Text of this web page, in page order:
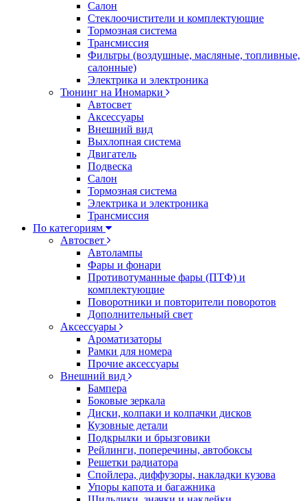
Салон
Стеклоочистители и комплектующие
Тормозная система
Трансмиссия
Фильтры (воздушные, масляные, топливные,
салонные)
Электрика и электроника
Тюнинг на Иномарки
Автосвет
Аксессуары
Внешний вид
Выхлопная система
Двигатель
Подвеска
Салон
Тормозная система
Электрика и электроника
Трансмиссия
По категориям
Автосвет
Автолампы
Фары и фонари
Противотуманные фары (ПТФ) и
комплектующие
Поворотники и повторители поворотов
Дополнительный свет
Аксессуары
Ароматизаторы
Рамки для номера
Прочие аксессуары
Внешний вид
Бампера
Боковые зеркала
Диски, колпаки и колпачки дисков
Кузовные детали
Подкрылки и брызговики
Рейлинги, поперечины, автобоксы
Решетки радиатора
Спойлера, диффузоры, накладки кузова
Упоры капота и багажника